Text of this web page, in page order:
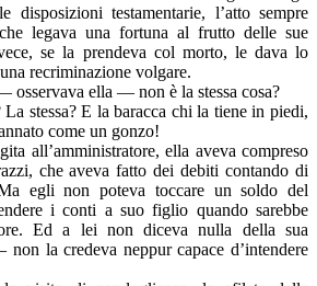
disposizioni testamentarie, l’atto sempre
legava una fortuna al frutto delle sue
se la prendeva col morto, le dava lo
recriminazione volgare.
ella — non è la stessa cosa?
stessa? E la baracca chi la tiene in piedi,
come un gonzo!
all’amministratore, ella aveva compreso
che aveva fatto dei debiti contando di
egli non poteva toccare un soldo del
i conti a suo figlio quando sarebbe
Ed a lei non diceva nulla della sua
la credeva neppur capace d’intendere